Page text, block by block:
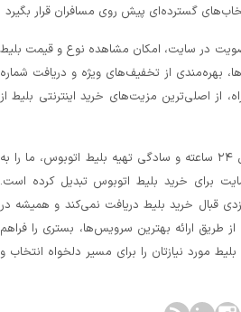
گسترده‌ای پیش روی مسافران قرار بگیرد
در سایت، امکان مشاهده نوع و قیمت بلیط
بهره‌مندی از تخفیف‌های ویژه و دریافت شماره‌
از اصلی‌ترین مزیت‌های خرید اینترنتی بلیط از
تمام این امکانات در کنار پشتیبانی‌ ۲۴ ساعته و سادگی تهیه بلیط اتوبوس، ما را به
برای خرید بلیط اتوبوس تبدیل کرده است.
هیچ کارمزدی قبال خرید بلیط دریافت نمی‌کند و همیشه در
طریق ارائه بهترین سرویس‌ها، بستری را فراهم
مورد نیازتان را برای مسیر دلخواه انتخاب و